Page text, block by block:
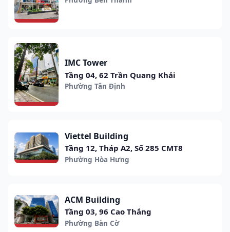
IMC Tower
Tầng 04, 62 Trần Quang Khải
Phường Tân Định
Viettel Building
Tầng 12, Tháp A2, Số 285 CMT8
Phường Hòa Hưng
ACM Building
Tầng 03, 96 Cao Thắng
Phường Bàn Cờ